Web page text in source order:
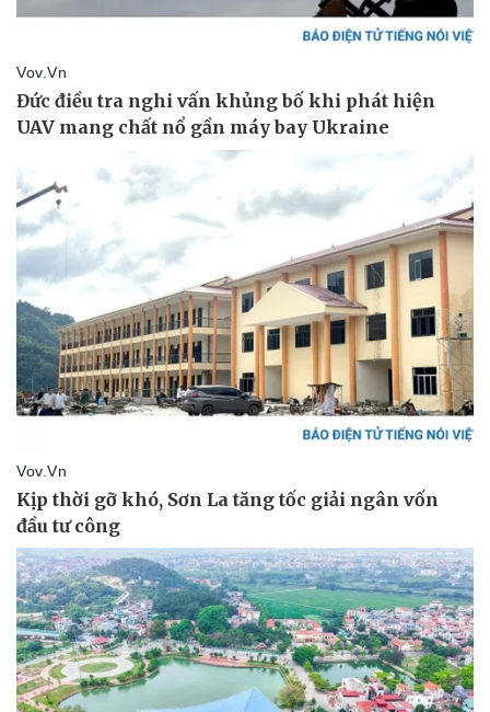
Vụ án
Tin nóng
Tư vấn luật
Vũ khí
Việt Nam
Phân tích